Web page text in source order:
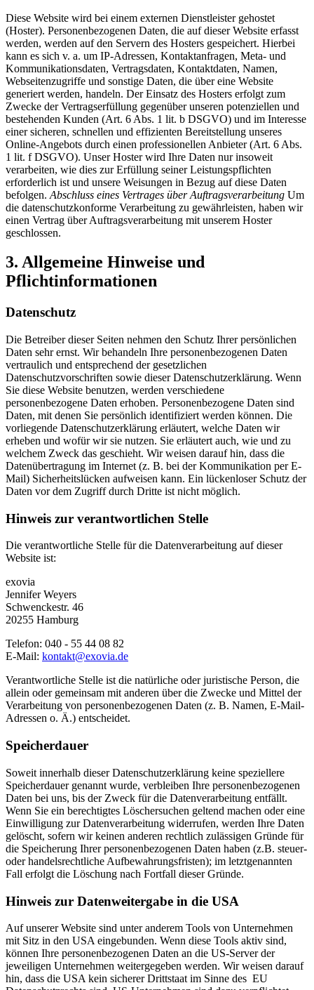
Diese Website wird bei einem externen Dienstleister gehostet
(Hoster). Personenbezogenen Daten, die auf dieser Website erfasst
werden, werden auf den Servern des Hosters gespeichert. Hierbei
kann es sich v. a. um IP-Adressen, Kontaktanfragen, Meta- und
Kommunikationsdaten, Vertragsdaten, Kontaktdaten, Namen,
Webseitenzugriffe und sonstige Daten, die über eine Website
generiert werden, handeln. Der Einsatz des Hosters erfolgt zum
Zwecke der Vertragserfüllung gegenüber unseren potenziellen und
bestehenden Kunden (Art. 6 Abs. 1 lit. b DSGVO) und im Interesse
einer sicheren, schnellen und effizienten Bereitstellung unseres
Online-Angebots durch einen professionellen Anbieter (Art. 6 Abs.
1 lit. f DSGVO). Unser Hoster wird Ihre Daten nur insoweit
verarbeiten, wie dies zur Erfüllung seiner Leistungspflichten
erforderlich ist und unsere Weisungen in Bezug auf diese Daten
befolgen. Abschluss eines Vertrages über Auftragsverarbeitung Um
die datenschutzkonforme Verarbeitung zu gewährleisten, haben wir
einen Vertrag über Auftragsverarbeitung mit unserem Hoster
geschlossen.
3. Allgemeine Hinweise und
Pflichtinformationen
Datenschutz
Die Betreiber dieser Seiten nehmen den Schutz Ihrer persönlichen
Daten sehr ernst. Wir behandeln Ihre personenbezogenen Daten
vertraulich und entsprechend der gesetzlichen
Datenschutzvorschriften sowie dieser Datenschutzerklärung. Wenn
Sie diese Website benutzen, werden verschiedene
personenbezogene Daten erhoben. Personenbezogene Daten sind
Daten, mit denen Sie persönlich identifiziert werden können. Die
vorliegende Datenschutzerklärung erläutert, welche Daten wir
erheben und wofür wir sie nutzen. Sie erläutert auch, wie und zu
welchem Zweck das geschieht. Wir weisen darauf hin, dass die
Datenübertragung im Internet (z. B. bei der Kommunikation per E-
Mail) Sicherheitslücken aufweisen kann. Ein lückenloser Schutz der
Daten vor dem Zugriff durch Dritte ist nicht möglich.
Hinweis zur verantwortlichen Stelle
Die verantwortliche Stelle für die Datenverarbeitung auf dieser
Website ist:
exovia
Jennifer Weyers
Schwenckestr. 46
20255 Hamburg
Telefon: 040 - 55 44 08 82
E-Mail: kontakt@exovia.de
Verantwortliche Stelle ist die natürliche oder juristische Person, die
allein oder gemeinsam mit anderen über die Zwecke und Mittel der
Verarbeitung von personenbezogenen Daten (z. B. Namen, E-Mail-
Adressen o. Ä.) entscheidet.
Speicherdauer
Soweit innerhalb dieser Datenschutzerklärung keine speziellere
Speicherdauer genannt wurde, verbleiben Ihre personenbezogenen
Daten bei uns, bis der Zweck für die Datenverarbeitung entfällt.
Wenn Sie ein berechtigtes Löschersuchen geltend machen oder eine
Einwilligung zur Datenverarbeitung widerrufen, werden Ihre Daten
gelöscht, sofern wir keinen anderen rechtlich zulässigen Gründe für
die Speicherung Ihrer personenbezogenen Daten haben (z.B. steuer-
oder handelsrechtliche Aufbewahrungsfristen); im letztgenannten
Fall erfolgt die Löschung nach Fortfall dieser Gründe.
Hinweis zur Datenweitergabe in die USA
Auf unserer Website sind unter anderem Tools von Unternehmen
mit Sitz in den USA eingebunden. Wenn diese Tools aktiv sind,
können Ihre personenbezogenen Daten an die US-Server der
jeweiligen Unternehmen weitergegeben werden. Wir weisen darauf
hin, dass die USA kein sicherer Drittstaat im Sinne des EU